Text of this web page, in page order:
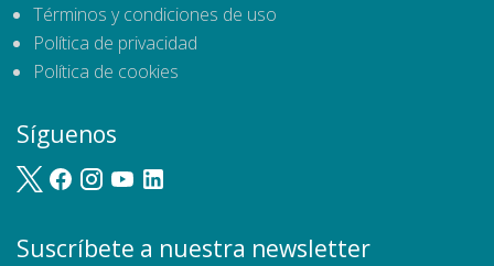
Términos y condiciones de uso
Política de privacidad
Política de cookies
Síguenos
Suscríbete a nuestra newsletter